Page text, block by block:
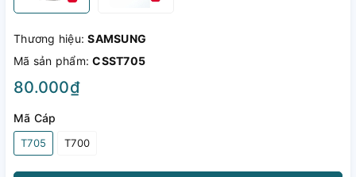
Thương hiệu:SAMSUNG
Mã sản phẩm:CSST705
80.000₫
Mã Cáp
T705 T700